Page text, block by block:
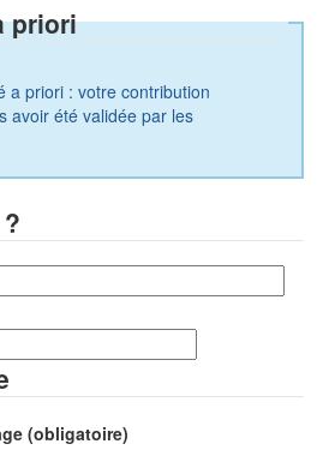
priori
a priori : votre contribution
avoir été validée par les
(obligatoire)